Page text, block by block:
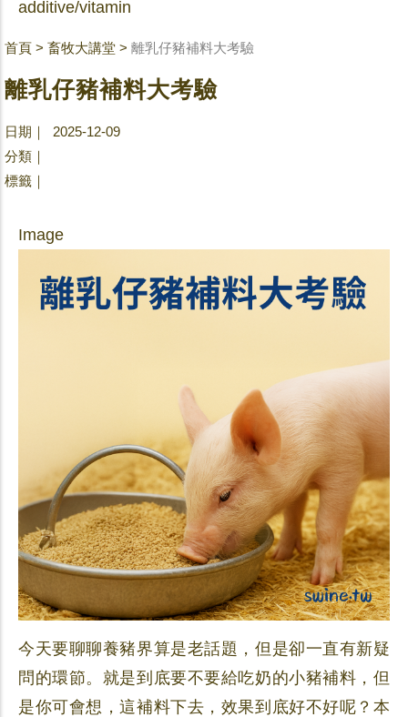
additive/vitamin
首頁 > 畜牧大講堂 > 離乳仔豬補料大考驗
離乳仔豬補料大考驗
日期｜ 2025-12-09
分類｜
標籤｜
Image
今天要聊聊養豬界算是老話題，但是卻一直有新疑
問的環節。就是到底要不要給吃奶的小豬補料，但
是你可會想，這補料下去，效果到底好不好呢？本